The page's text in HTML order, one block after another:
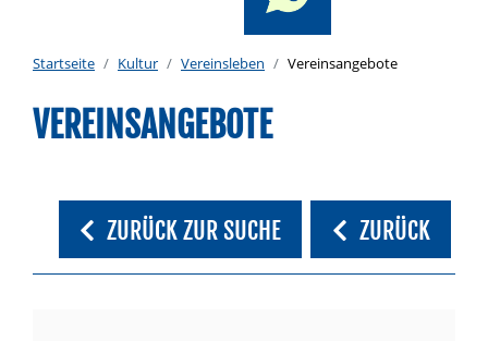
Startseite Kultur Vereinsleben Vereinsangebote
VEREINSANGEBOTE
ZURÜCK ZUR SUCHE ZURÜCK